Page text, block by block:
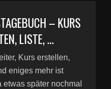
– KURS
LISTE, …
Kurs erstellen,
eniges mehr ist
später nochmal